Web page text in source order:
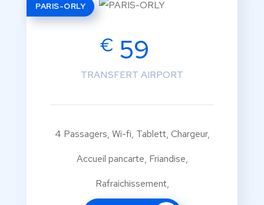
PARIS-ORLY
€ 59
TRANSFERT AIRPORT
4 Passagers, Wi-fi, Tablett, Chargeur,
Accueil pancarte, Friandise,
Rafraichissement,